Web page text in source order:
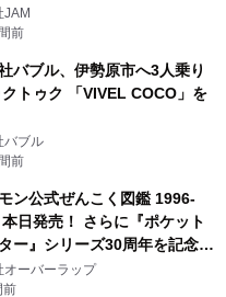
の FUNBOO(ミニカー)付き
が展開されます
JAM
前
バブル、伊勢原市へ3人乗り
クトゥク 「VIVEL COCO」を
バブル
前
モン公式ぜんこく図鑑 1996-
日発売！ さらに『ポケット
ー』シリーズ30周年を記念し
ポケットモンスター ビジュア
ブック』の発売決定！ 2026
オーバーラップ
前